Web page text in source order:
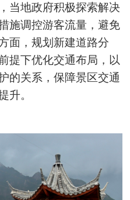
当地政府积极探索解决
施调控游客流量，避免
面，规划新建道路分
提下优化交通布局，以
的关系，保障景区交通
升。